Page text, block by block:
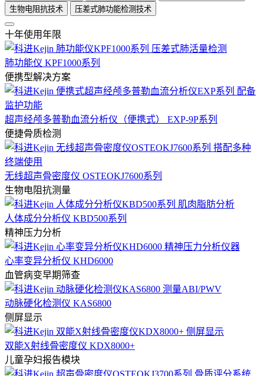
生物电阻抗技术
压差式肺功能检测技术
十年使用年限
肺功能仪 KPF1000系列
便携型解决方案
超声经颅多普勒血流分析仪（便携式） EXP-9P系列
便捷骨质检测
无线超声骨密度仪 OSTEOKJ7600系列
生物电阻抗测量
人体成分分析仪 KBD500系列
精神压力分析
心率变异分析仪 KHD6000
血管病变早期筛查
动脉硬化检测仪 KAS6800
侧屏显示
双能X射线骨密度仪 KDX8000+
儿童孕妇报告模块